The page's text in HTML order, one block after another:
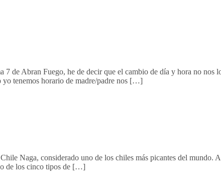
7 de Abran Fuego, he de decir que el cambio de día y hora no nos
tenemos horario de madre/padre nos […]
Naga, considerado uno de los chiles más picantes del
de los cinco tipos de […]